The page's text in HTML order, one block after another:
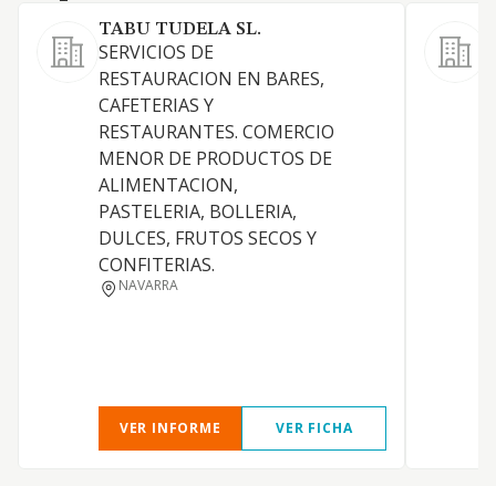
TABU TUDELA SL.
SERVICIOS DE
RESTAURACION EN BARES,
CAFETERIAS Y
RESTAURANTES. COMERCIO
MENOR DE PRODUCTOS DE
ALIMENTACION,
PASTELERIA, BOLLERIA,
DULCES, FRUTOS SECOS Y
CONFITERIAS.
NAVARRA
VER INFORME VER FICHA